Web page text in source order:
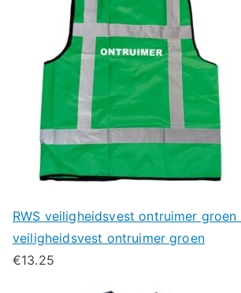
RWS veiligheidsvest ontruimer groen
veiligheidsvest ontruimer groen
€13.25